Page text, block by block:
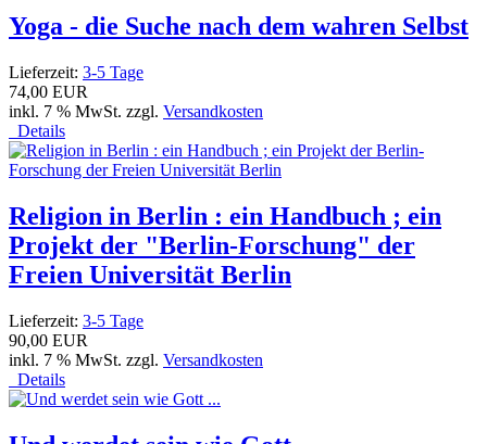
Yoga - die Suche nach dem wahren Selbst
Lieferzeit: 3-5 Tage
74,00 EUR
inkl. 7 % MwSt. zzgl. Versandkosten
Details
Religion in Berlin : ein Handbuch ; ein
Projekt der "Berlin-Forschung" der
Freien Universität Berlin
Lieferzeit: 3-5 Tage
90,00 EUR
inkl. 7 % MwSt. zzgl. Versandkosten
Details